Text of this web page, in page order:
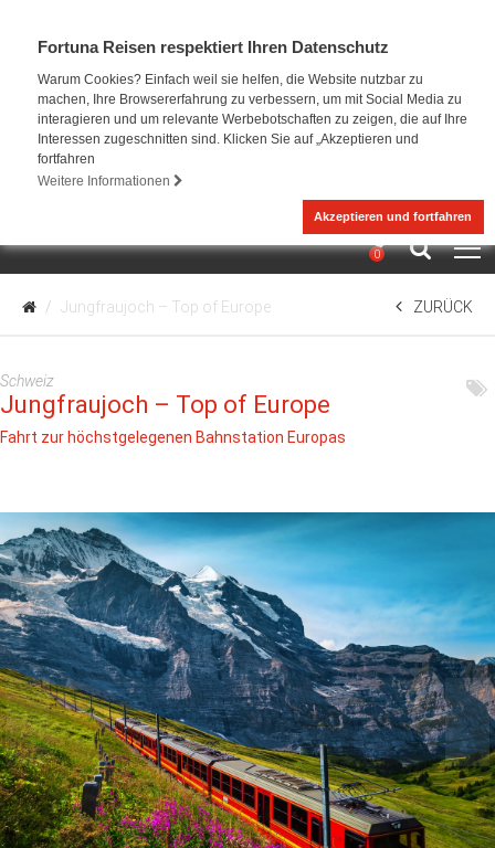
Fortuna Reisen respektiert Ihren Datenschutz
Warum Cookies? Einfach weil sie helfen, die Website nutzbar zu
machen, Ihre Browsererfahrung zu verbessern, um mit Social Media zu
interagieren und um relevante Werbebotschaften zu zeigen, die auf Ihre
Interessen zugeschnitten sind. Klicken Sie auf „Akzeptieren und
fortfahren
Weitere Informationen
Akzeptieren und fortfahren
0
Jungfraujoch – Top of Europe ZURÜCK
Schweiz
Jungfraujoch – Top of Europe
Fahrt zur höchstgelegenen Bahnstation Europas